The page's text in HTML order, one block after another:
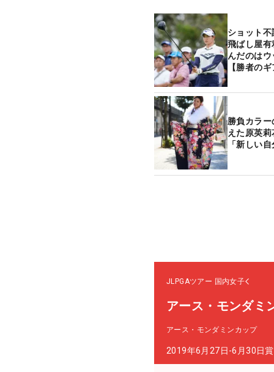
ショット
飛ばし屋有
んだのは
【勝者の
勝負カラ
えた原英
「新しい
JLPGAツアー 国内女子
アース・モンダミ
アース・モンダミンカップ
2019年6月27日-6月30日